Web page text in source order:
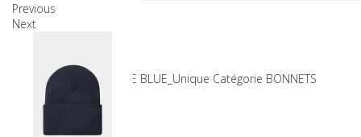
Previous
Next
7-24661_AIR FORCE BLUE_Unique Catégorie BONNETS
25,00 €
Couleurs: